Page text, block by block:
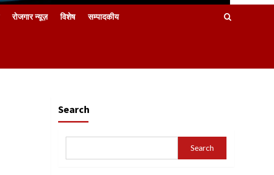
रोजगार न्यूज़ विशेष सम्पादकीय
Search
Search